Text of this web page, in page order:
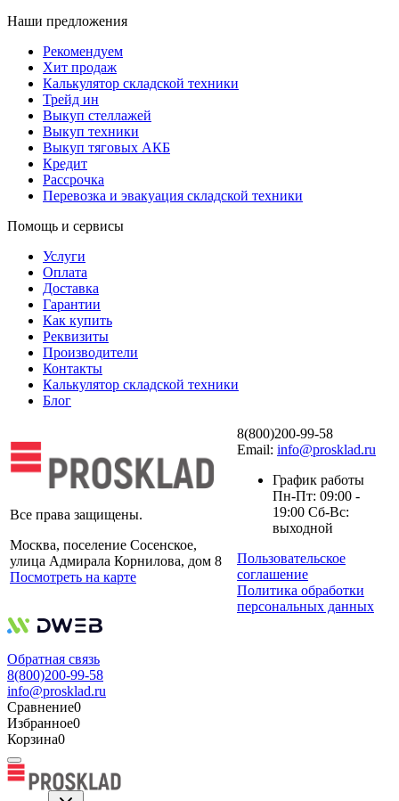
Наши предложения
Рекомендуем
Хит продаж
Калькулятор складской техники
Трейд ин
Выкуп стеллажей
Выкуп техники
Выкуп тяговых АКБ
Кредит
Рассрочка
Перевозка и эвакуация складской техники
Помощь и сервисы
Услуги
Оплата
Доставка
Гарантии
Как купить
Реквизиты
Производители
Контакты
Калькулятор складской техники
Блог
Все права защищены.
Москва, поселение Сосенское,
улица Адмирала Корнилова, дом 8
Посмотреть на карте
8(800)200-99-58
Email: info@prosklad.ru
График работы
Пн-Пт: 09:00 -
19:00 Сб-Вс:
выходной
Пользовательское
соглашение
Политика обработки
персональных данных
Обратная связь
8(800)200-99-58
info@prosklad.ru
Сравнение0
Избранное0
Корзина0